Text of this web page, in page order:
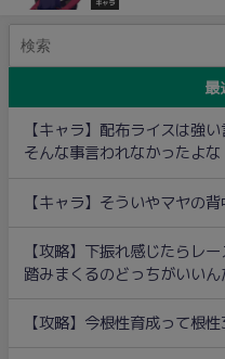
キャラ
最
【キャラ】配布ライスは強
そんな事言われなかったよな
【キャラ】そういやマヤの
【攻略】下振れ感じたらレ
踏みまくるのどっちがいいん
【攻略】今根性育成って根